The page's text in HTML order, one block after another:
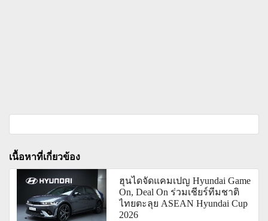
เนื้อหาที่เกี่ยวข้อง
ฮุนไดจัดแคมเปญ Hyundai Game
On, Deal On ร่วมเชียร์ทีมชาติ
ไทยตะลุย ASEAN Hyundai Cup
2026